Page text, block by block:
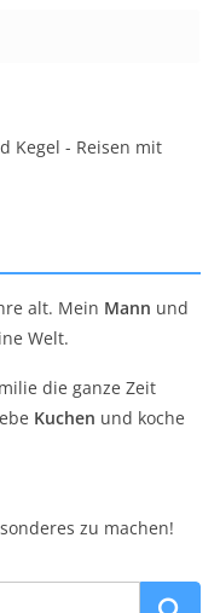
alt. Mein Mann und
Welt.
die ganze Zeit
Kuchen und koche
zu machen!